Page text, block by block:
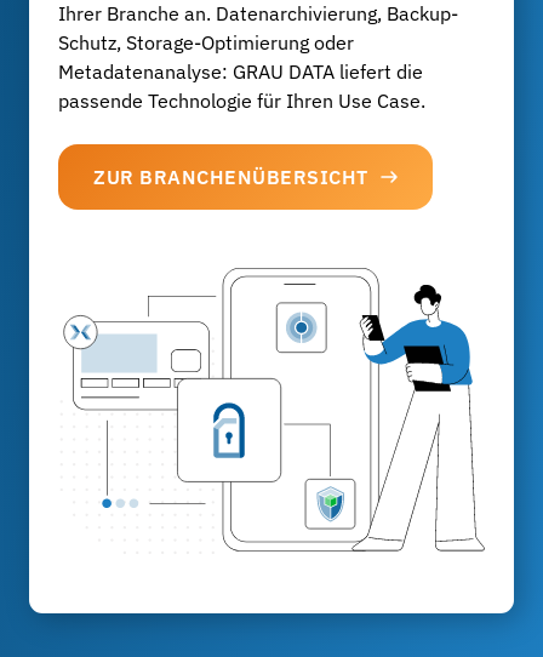
Ihrer Branche an. Datenarchivierung, Backup-
Schutz, Storage-Optimierung oder
Metadatenanalyse: GRAU DATA liefert die
passende Technologie für Ihren Use Case.
ZUR BRANCHENÜBERSICHT